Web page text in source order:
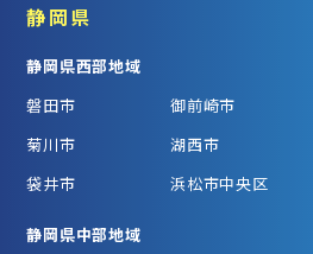
静岡県
静岡県西部地域
磐田市
御前崎市
菊川市
湖西市
袋井市
浜松市中央区
静岡県中部地域